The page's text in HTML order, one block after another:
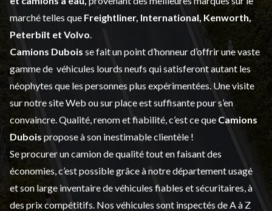
marché telles que Freightliner, International, Kenworth,
Peterbilt et Volvo
Camions Dubois se fait un point d’honneur d’offrir une vaste
gamme de véhicules lourds neufs qui satisferont autant les
néophytes que les personnes plus expérimentées. Une visite
sur notre site Web ou sur place est suffisante pour s’en
convaincre. Qualité, renom et fiabilité, c’est ce que Camions
Dubois propose à son inestimable clientèle !
Se procurer un camion de qualité tout en faisant des
économies, c’est possible grâce à notredépartement usagé
et son large inventaire de véhicules fiables et sécuritaires, à
des prix compétitifs. Nos véhicules sont inspectés de A à Z